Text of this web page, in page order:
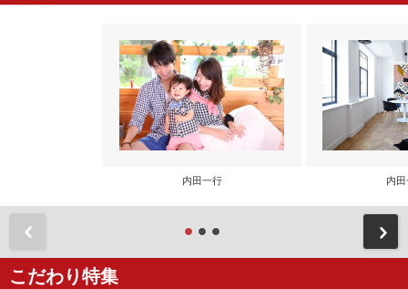
内田一行 内
こだわり特集